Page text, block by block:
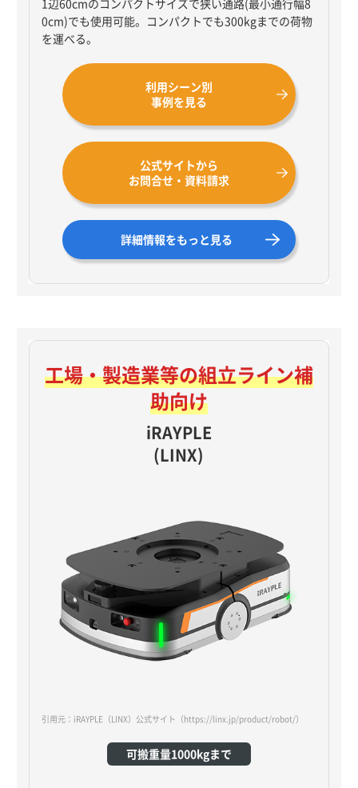
0cm)でも使用可能。コンパクトでも300kgまでの荷物
を運べる。
利用シーン別
事例を見る
公式サイトから
お問合せ・資料請求
詳細情報をもっと見る
工場・製造業等の組立ライン補
助向け
iRAYPLE
(LINX)
引用元：iRAYPLE（LINX）公式サイト （https://linx.jp/product/robot/）
可搬重量1000kgまで